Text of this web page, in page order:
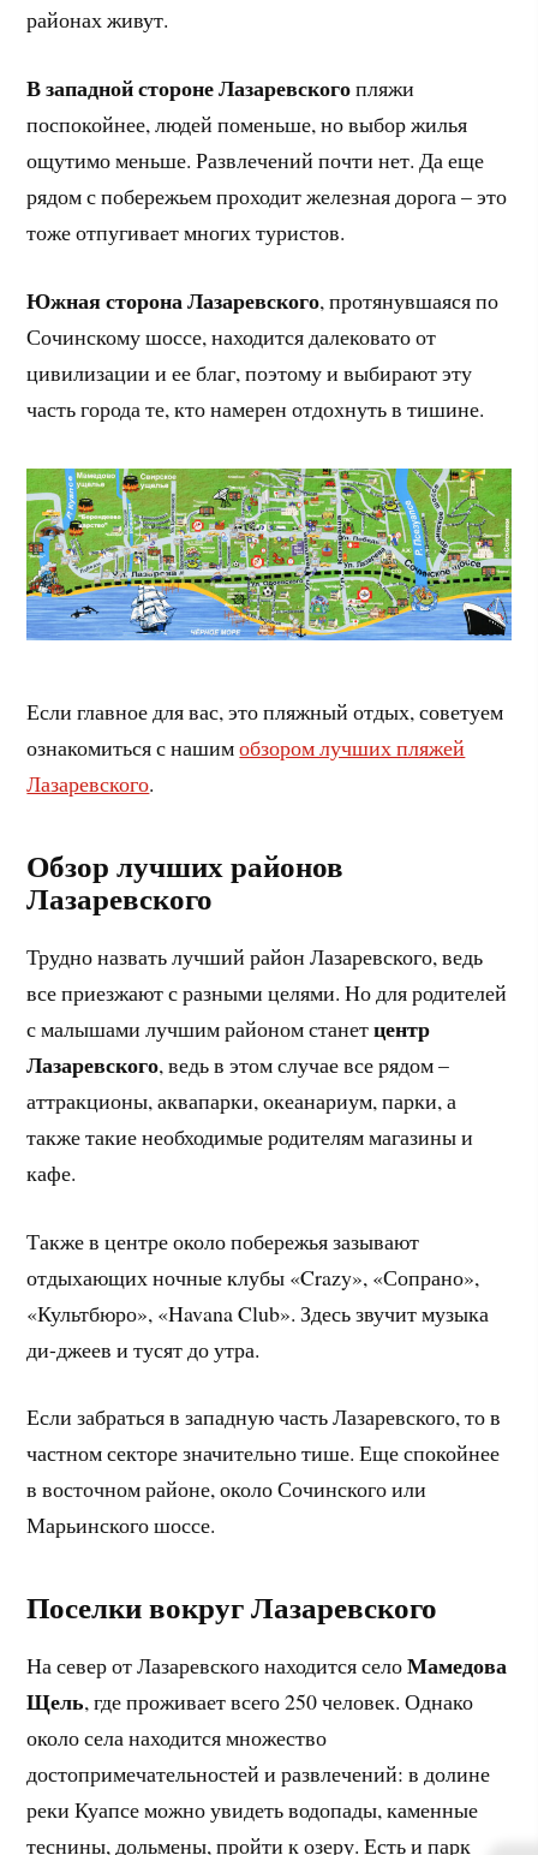
районах живут.
В западной стороне Лазаревскогопляжи
поспокойнее, людей поменьше, но выбор жилья
ощутимо меньше. Развлечений почти нет. Да еще
рядом с побережьем проходит железная дорога – это
тоже отпугивает многих туристов.
Южная сторона Лазаревского, протянувшаяся по
Сочинскому шоссе, находится далековато от
цивилизации и ее благ, поэтому и выбирают эту
часть города те, кто намерен отдохнуть в тишине.
Если главное для вас, это пляжный отдых, советуем
ознакомиться с нашимобзором лучших пляжей
Лазаревского.
Обзор лучших районов
Лазаревского
Трудно назвать лучший район Лазаревского, ведь
все приезжают с разными целями. Но для родителей
с малышами лучшим районом станетцентр
Лазаревского, ведь в этом случае все рядом –
аттракционы, аквапарки, океанариум, парки, а
также такие необходимые родителям магазины и
кафе.
Также в центре около побережья зазывают
отдыхающих ночные клубы «Crazy», «Сопрано»,
«Культбюро», «Havana Club». Здесь звучит музыка
ди-джеев и тусят до утра.
Если забраться в западную часть Лазаревского, то в
частном секторе значительно тише. Еще спокойнее
в восточном районе, около Сочинского или
Марьинского шоссе.
Поселки вокруг Лазаревского
На север от Лазаревского находится селоМамедова
Щель, где проживает всего 250 человек. Однако
около села находится множество
достопримечательностей и развлечений: в долине
реки Куапсе можно увидеть водопады, каменные
теснины, дольмены, пройти к озеру. Есть и парк